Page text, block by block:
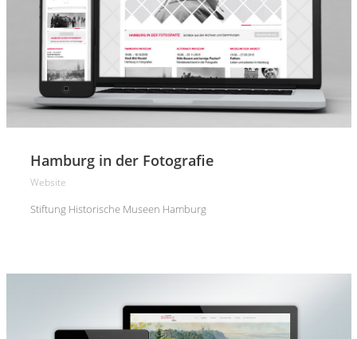
Hamburg in der Fotografie
Website
Stiftung Historische Museen Hamburg